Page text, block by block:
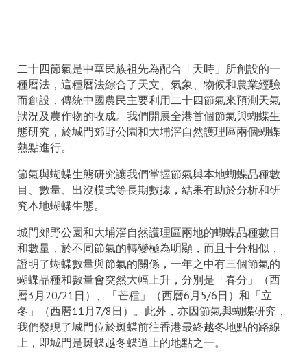
二十四節氣是中華民族祖先為配合「天時」所創設的一
種曆法，這種曆法綜合了天文、氣象、物候和農業經驗
而創設，傳統中國農民主要利用二十四節氣來預測天氣
狀況及農作物的收成。我們開展全港首個節氣與蝴蝶生
態研究，於城門郊野公園和大埔滘自然護理區兩個蝴蝶
熱點進行。
節氣與蝴蝶生態研究讓我們掌握節氣與本地蝴蝶品種數
目、數量、出沒模式等長期數據，結果有助於分析和研
究本地蝴蝶生態。
城門郊野公園和大埔滘自然護理區兩地的蝴蝶品種數目
和數量，於不同節氣的轉變極為明顯，而且十分相似，
證明了蝴蝶數量與節氣的關係，一年之中有三個節氣的
蝴蝶品種和數量會突然大幅上升，分別是「春分」（西
曆3月20/21日）、「芒種」（西曆6月5/6日）和「立
冬」（西曆11月7/8日）。此外，亦因節氣與蝴蝶研究，
我們發現了城門位於斑蝶前往香港最終越冬地點的路線
上，即城門是斑蝶越冬蝶道上的地點之一。